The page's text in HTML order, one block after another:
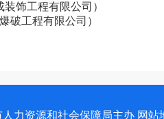
饰工程有限公司）
破工程有限公司）
人力资源和社会保障局主办 网站